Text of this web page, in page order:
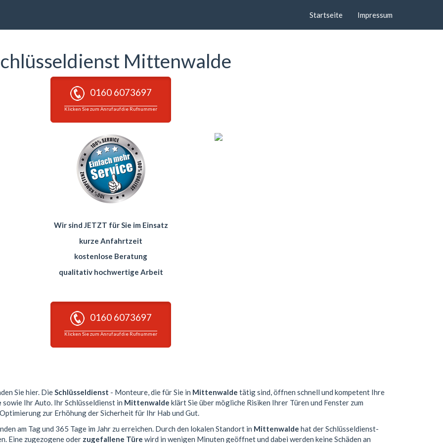
Startseite Impressum
Mittenwalde
0160 6073697
Klicken Sie zum Anruf auf die Rufnummer
Wir sind JETZT für Sie im Einsatz
kurze Anfahrtzeit
kostenlose Beratung
qualitativ hochwertige Arbeit
0160 6073697
Klicken Sie zum Anruf auf die Rufnummer
Sie hier. DieSchlüsseldienst - Monteure, die für Sie in Mittenwalde tätig sind, öffnen schnell und kompetent Ihre
sowie Ihr Auto. Ihr Schlüsseldienst in Mittenwalde klärt Sie über mögliche Risiken Ihrer Türen und Fenster zum
zur Erhöhung der Sicherheit für Ihr Hab und Gut.
am Tag und 365 Tage im Jahr zu erreichen. Durch den lokalen Standort in Mittenwalde hat der Schlüsseldienst-
Eine zugezogene oder zugefallene Türe wird in wenigen Minuten geöffnet und dabei werden keine Schäden an